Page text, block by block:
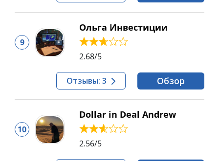
9
Ольга Инвестиции
2.68/5
Отзывы: 3 Обзор
10
Dollar in Deal Andrew
2.56/5